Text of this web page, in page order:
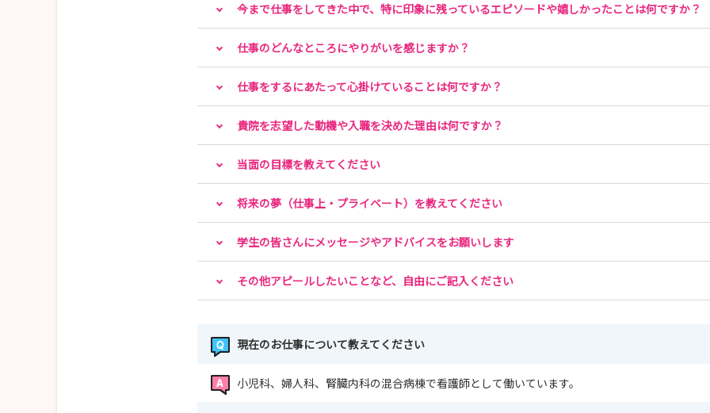
今まで仕事をしてきた中で、特に印象に残っているエピソードや嬉しかったことは何ですか？
仕事のどんなところにやりがいを感じますか？
仕事をするにあたって心掛けていることは何ですか？
貴院を志望した動機や入職を決めた理由は何ですか？
当面の目標を教えてください
将来の夢（仕事上・プライベート）を教えてください
学生の皆さんにメッセージやアドバイスをお願いします
その他アピールしたいことなど、自由にご記入ください
現在のお仕事について教えてください
小児科、婦人科、腎臓内科の混合病棟で看護師として働いています。